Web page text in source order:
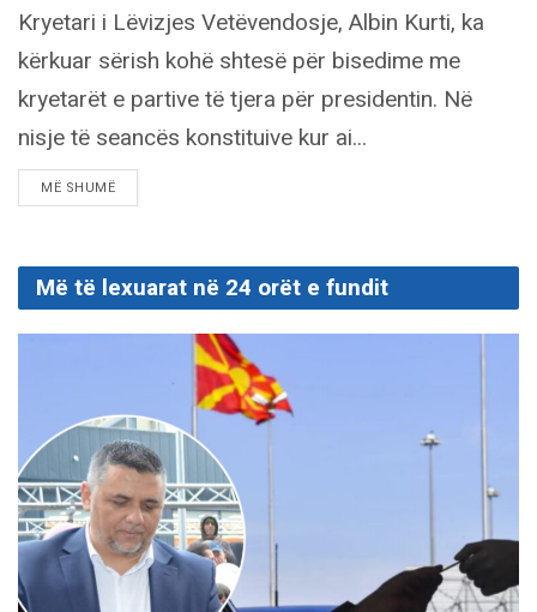
Kryetari i Lëvizjes Vetëvendosje, Albin Kurti, ka
kërkuar sërish kohë shtesë për bisedime me
kryetarët e partive të tjera për presidentin. Në
nisje të seancës konstituive kur ai...
MË SHUMËDETAILS
Më të lexuarat në 24 orët e fundit